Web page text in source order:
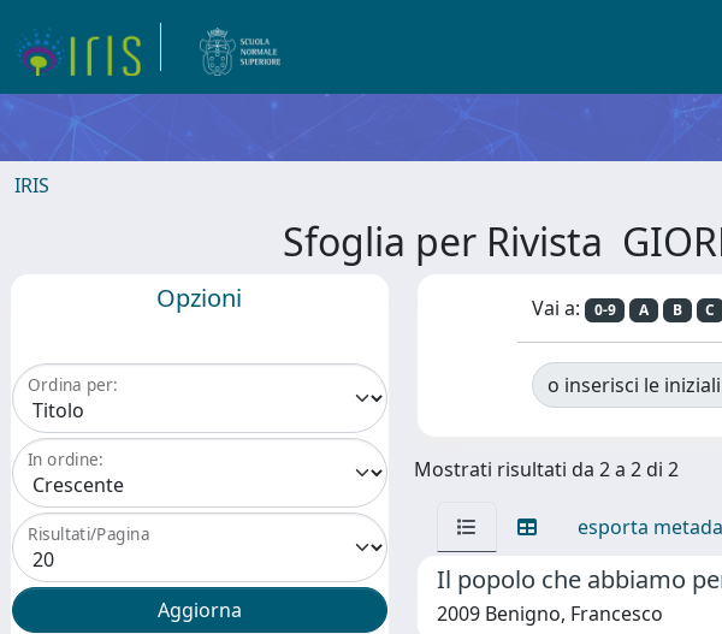
IRIS
Sfoglia per Rivista
Opzioni
Ordina per:
In ordine:
Risultati/Pagina
Vai a: 0-9 A B C
o inserisci le
Mostrati risultati da 2 a 2 di 2
esporta
Il popolo che abbiamo
2009 Benigno, Francesco